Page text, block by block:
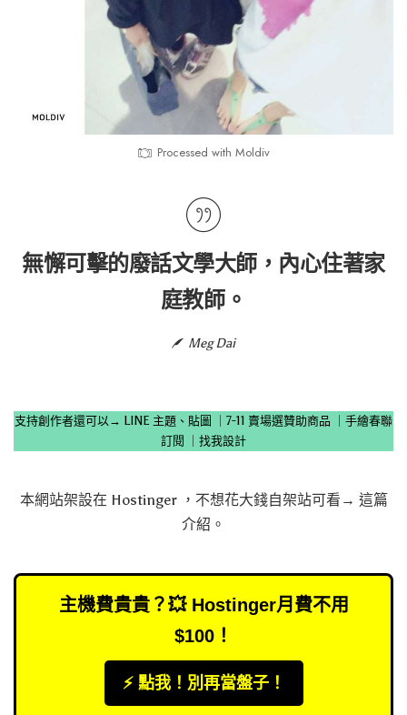
Processed with Moldiv
無懈可擊的廢話文學大師，內心住著家
庭教師。
Meg Dai
支持創作者還可以→ LINE 主題、貼圖 7-11 賣場選贊助商品
手繪春聯
訂閱
找我設計
本網站架設在 Hostinger，不想花大錢自架站可看→ 這篇
介紹 。
主機費貴貴？💥 Hostinger月費不用
$100！
⚡️ 點我！別再當盤子！